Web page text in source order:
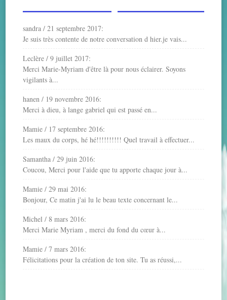
sandra /21 septembre 2017:
Je suis très contente de notre conversation d hier.je vais...
Leclère /9 juillet 2017:
Merci Marie-Myriam d'être là pour nous éclairer. Soyons
vigilants à...
hanen / 19 novembre 2016:
Merci à dieu, à lange gabriel qui est passé en...
Mamie / 17 septembre 2016:
Les maux du corps, hé hé!!!!!!!!!! Quel travail à effectuer...
Samantha /29 juin 2016:
Coucou, Merci pour l'aide que tu apporte chaque jour à...
Mamie /29 mai 2016:
Bonjour, Ce matin j'ai lu le beau texte concernant le...
Michel / 8 mars 2016:
Merci Marie Myriam , merci du fond du cœur à...
Mamie /7 mars 2016:
Félicitations pour la création de ton site. Tu as réussi,...